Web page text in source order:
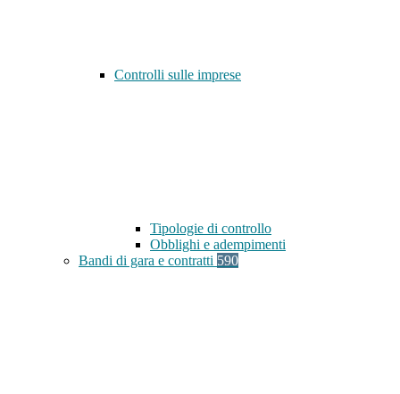
Controlli sulle imprese
Tipologie di controllo
Obblighi e adempimenti
Bandi di gara e contratti 590